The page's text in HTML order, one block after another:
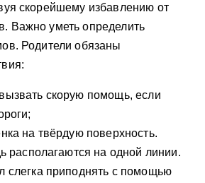
скорейшему избавлению от
Важно уметь определить
Родители обязаны
скорую помощь, если
на твёрдую поверхность.
располагаются на одной линии.
слегка приподнять с помощью